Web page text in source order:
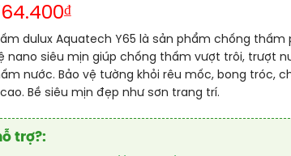
₫
dulux Aquatech Y65 là sản phẩm chống thấm
nano siêu mịn giúp chống thấm vượt trôi, trượt
nước. Bảo vệ tường khỏi rêu mốc, bong tróc,
Bề siêu mịn đẹp như sơn trang trí.
trợ?: